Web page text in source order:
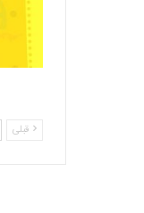
قبلی